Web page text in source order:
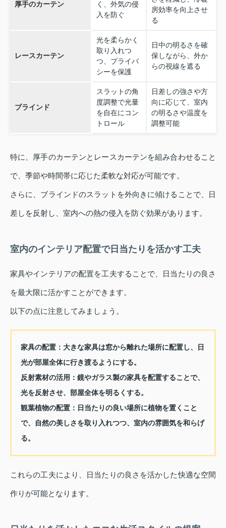
厚手のカーテン
く、外気の侵
入を防ぐ
房効率を向上させ
る
レースカーテン
光を柔らかく
取り入れつ
つ、プライバ
シーを保護
日中の明るさを確
保しながら、外か
らの視線を遮る
ブラインド
スラットの角
度調整で光量
を自在にコン
トロール
日差しの強さや方
向に応じて、室内
の明るさや温度を
調整可能
特に、厚手のカーテンとレースカーテンを組み合わせること
で、季節や時間帯に応じた柔軟な対応が可能です。
さらに、ブラインドのスラットを外向きに傾けることで、日
差しを反射し、室内への熱の侵入を防ぐ効果があります。
室内のインテリア配置で日当たりを活かす工夫
家具やインテリアの配置を工夫することで、日当たりの良さ
を最大限に活かすことができます。
以下の点に注意してみましょう。
家具の配置： 大きな家具は窓から離れた場所に配置し、日
光が部屋全体に行き渡るようにする。
反射素材の活用： 鏡やガラス製の家具を配置することで、
光を反射させ、部屋全体を明るくする。
観葉植物の配置： 日当たりの良い場所に植物を置くこと
で、自然の美しさを取り入れつつ、室内の雰囲気を和らげ
る。
これらの工夫により、日当たりの良さを活かした快適な空間
作りが可能となります。